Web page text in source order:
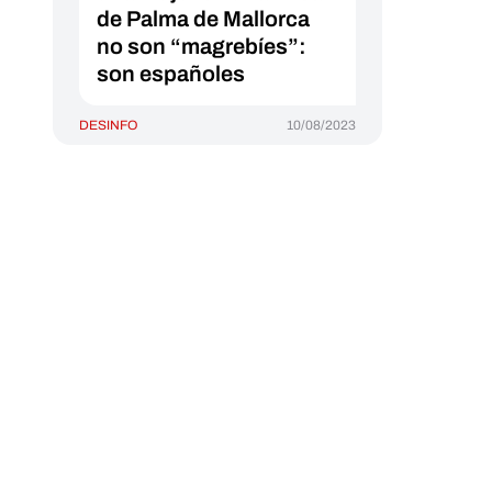
de Palma de Mallorca
no son “magrebíes”:
son españoles
DESINFO 10/08/2023